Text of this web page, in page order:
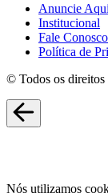
Anuncie Aqui
Institucional
Fale Conosco
Política de
© Todos os direitos
Nós utilizamos